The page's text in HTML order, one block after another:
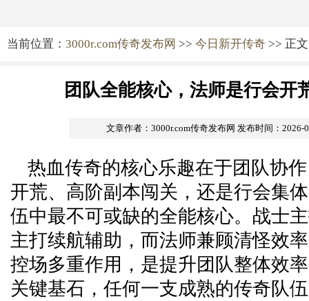
当前位置： 3000r.com传奇发布网 >> 今日新开传奇 >> 正文
团队全能核心，法师是行会开
文章作者：3000r.com传奇发布网 发布时间：2026-
热血传奇的核心乐趣在于团队协
开荒、高阶副本闯关，还是行会集
伍中最不可或缺的全能核心。战士
主打续航辅助，而法师兼顾清怪效
控场多重作用，是提升团队整体效
关键基石，任何一支成熟的传奇队